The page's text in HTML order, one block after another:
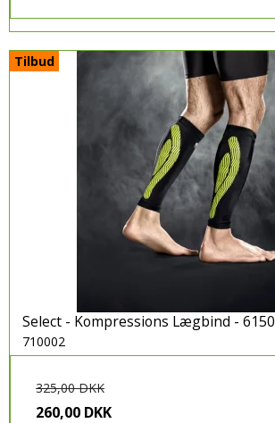
Tilbud
Select - Kompressions Lægbind - 6150
710002
325,00 DKK
260,00 DKK